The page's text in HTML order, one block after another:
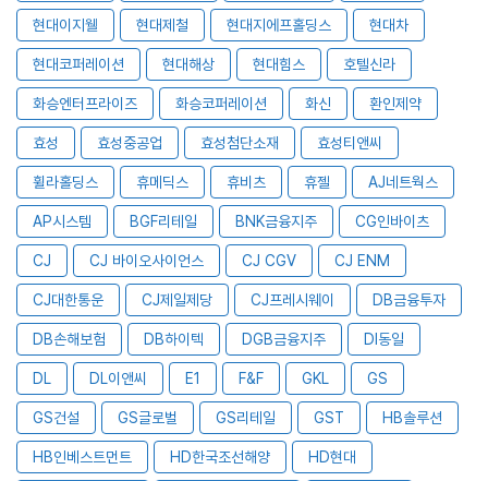
현대이지웰 현대제철 현대지에프홀딩스 현대차
현대코퍼레이션 현대해상 현대힘스 호텔신라
화승엔터프라이즈 화승코퍼레이션 화신 환인제약
효성 효성중공업 효성첨단소재 효성티앤씨
휠라홀딩스 휴메딕스 휴비츠 휴젤 AJ네트웍스
AP시스템 BGF리테일 BNK금융지주 CG인바이츠
CJ CJ 바이오사이언스 CJ CGV CJ ENM
CJ대한통운 CJ제일제당 CJ프레시웨이 DB금융투자
DB손해보험 DB하이텍 DGB금융지주 DI동일
DL DL이앤씨 E1 F&F GKL GS
GS건설 GS글로벌 GS리테일 GST HB솔루션
HB인베스트먼트 HD한국조선해양 HD현대